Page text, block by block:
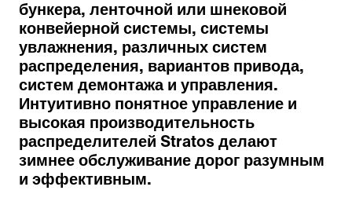
бункера, ленточной или шнековой
конвейерной системы, системы
увлажнения, различных систем
распределения, вариантов привода,
систем демонтажа и управления.
Интуитивно понятное управление и
высокая производительность
распределителей Stratos делают
зимнее обслуживание дорог разумным
и эффективным.
Системы монтажа и демонтажа
Системы дозирования и подачи
Система увлажнения
Системы распределения
Варианты систем привода
Системы управления